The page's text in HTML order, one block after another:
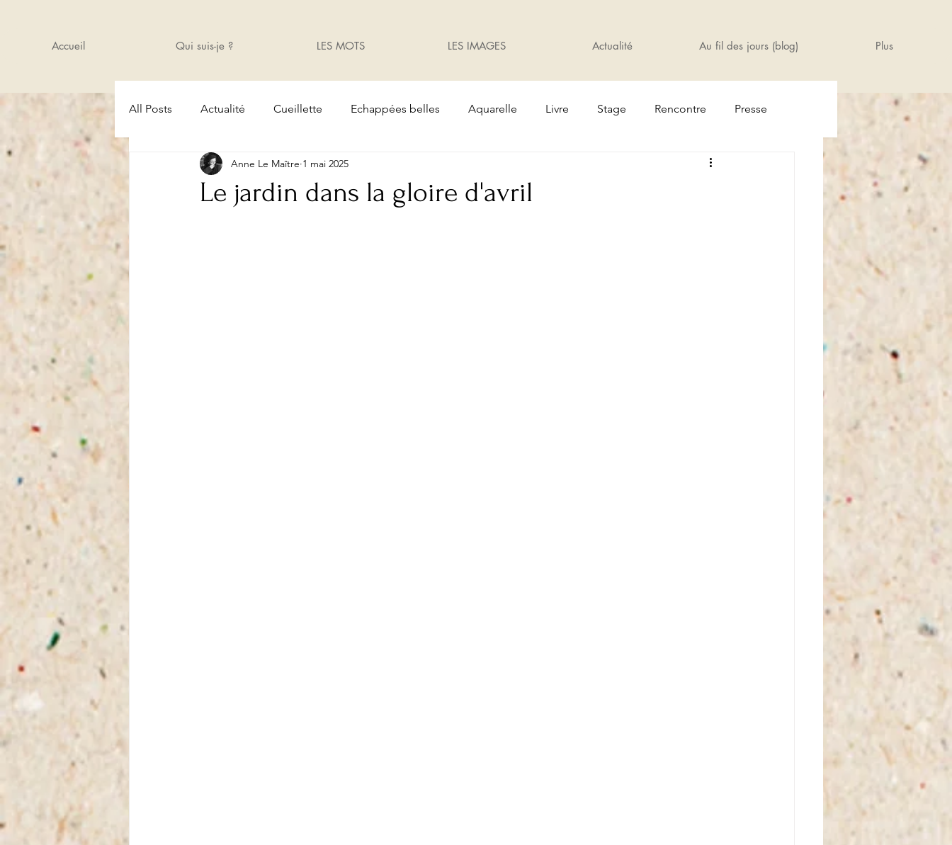
Accueil Qui suis-je ? LES MOTS LES IMAGES Actualité Au fil des jours (blog) Plus
All Posts Actualité Cueillette Echappées belles Aquarelle Livre Stage Rencontre Presse
Cours Actualité Oiseaux
Le jardin dans la gloire d'avril
Anne Le Maître 1 mai 2025